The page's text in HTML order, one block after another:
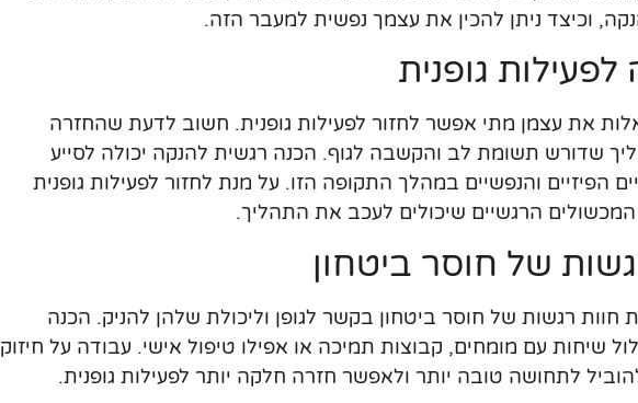
וכיצד ניתן להכין את עצמך נפשית למעבר הזה.
גופנית
את עצמן מתי אפשר לחזור לפעילות גופנית. חשוב לדעת שהחזרה
שדורש תשומת לב והקשבה לגוף. הכנה רגשית להנקה יכולה לסייע
הפיזיים והנפשיים במהלך התקופה הזו. על מנת לחזור לפעילות גופנית
הרגשיים שיכולים לעכב את התהליך.
של חוסר ביטחון
חוות רגשות של חוסר ביטחון בקשר לגופן וליכולת שלהן להניק. הכנה
שיחות עם מומחים, קבוצות תמיכה או אפילו טיפול אישי. עבודה על חיזוק
לתחושה טובה יותר ולאפשר חזרה חלקה יותר לפעילות גופנית.